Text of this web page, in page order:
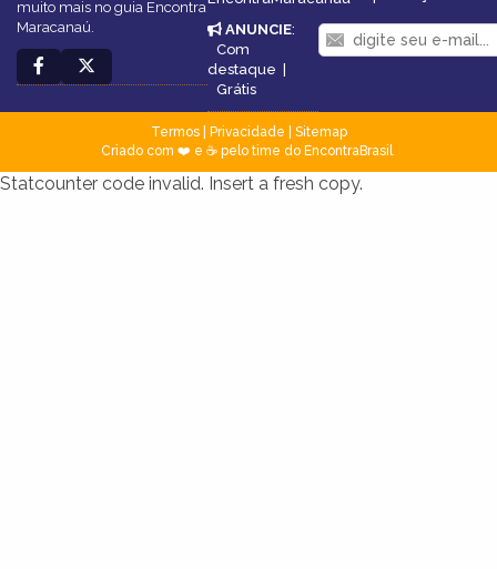
muito mais no guia Encontra
Maracanaú.
ANUNCIE:
Com
destaque
Grátis
Termos| Privacidade
Sitemap
Criado com ❤️ e ☕ pelo time do EncontraBrasil
Statcounter code invalid. Insert a fresh copy.